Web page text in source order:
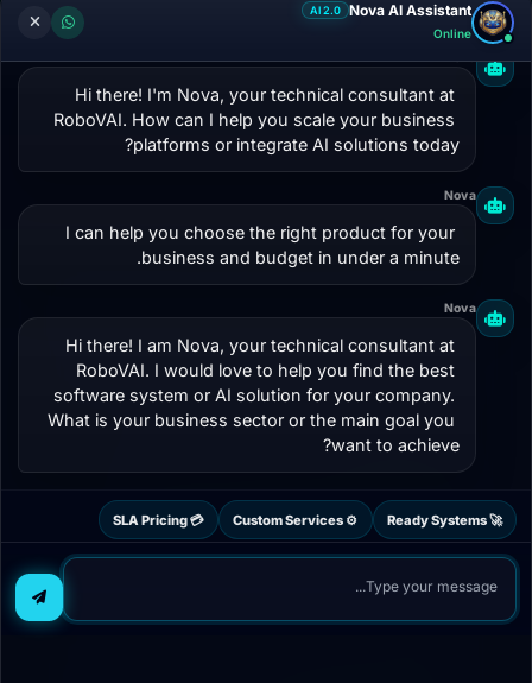
Volume tiers
No additional quantity tiers are configured for
تصميم وتطوير بوت واتساب ذكي مخصص لعملك
— ردود آلية، جدولة، استيعاب الطلبات، وتفاعل
ذكي مع العملاء على مدار 24/7.
QUICK ROI SNAPSHOT BEFORE THE
DECISION
Why would a decision-
maker buy it?
Nova AI Assistant
AI 2.0
Online
Hi there! I'm Nova, your technical consultant at
RoboVAI. How can I help you scale your business
platforms or integrate AI solutions today?
Nova
I can help you choose the right product for your
business and budget in under a minute.
Nova
Hi there! I am Nova, your technical consultant at
RoboVAI. I would love to help you find the best
software system or AI solution for your company.
What is your business sector or the main goal you
want to achieve?
🚀 Ready Systems
⚙️ Custom Services
💳 SLA Pricing